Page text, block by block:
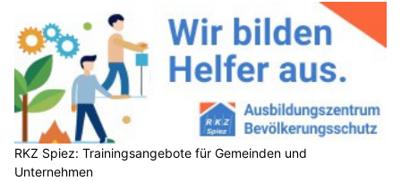
RKZ Spiez: Trainingsangebote für Gemeinden und
Unternehmen